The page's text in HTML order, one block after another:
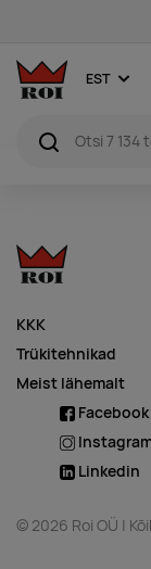
EST
KKK
Trükitehnikad
Meist lähemalt
Facebook
Linkedin
© 2026 Roi OÜ |